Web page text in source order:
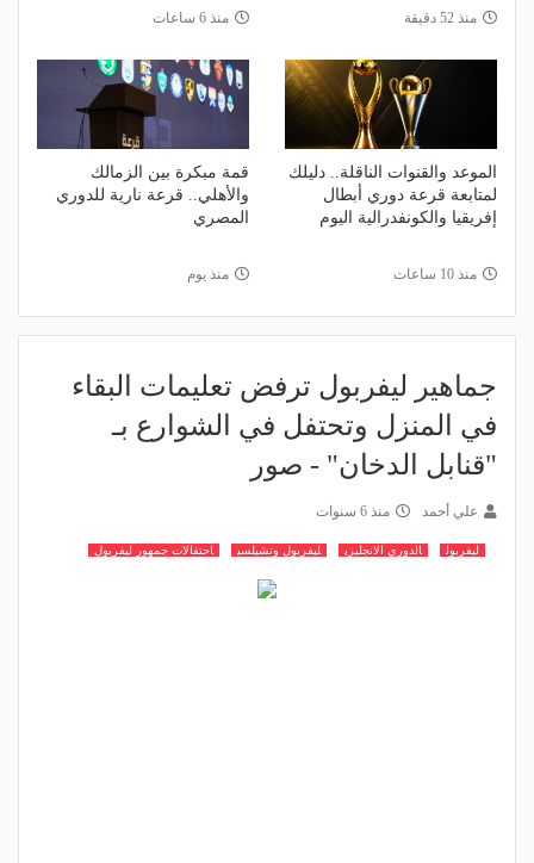
منذ 52 دقيقة منذ 6 ساعات
الموعد والقنوات الناقلة.. دليلك
لمتابعة قرعة دوري أبطال
إفريقيا والكونفدرالية اليوم
منذ 10 ساعات
قمة مبكرة بين الزمالك
والأهلي.. قرعة نارية للدوري
المصري
منذ يوم
جماهير ليفربول ترفض تعليمات البقاء
في المنزل وتحتفل في الشوارع بـ
"قنابل الدخان" - صور
علي أحمد منذ 6 سنوات
ليفربول الدوري الانجليزي ليفربول وتشيلسي احتفالات جمهور ليفربول